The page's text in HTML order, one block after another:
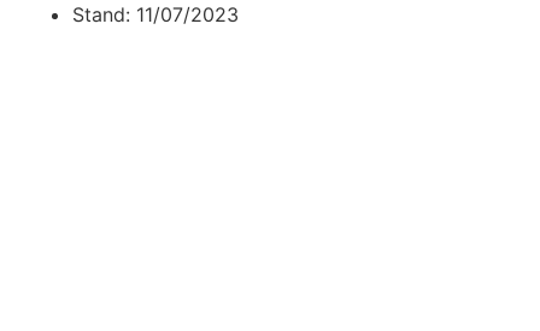
Stand: 11/07/2023